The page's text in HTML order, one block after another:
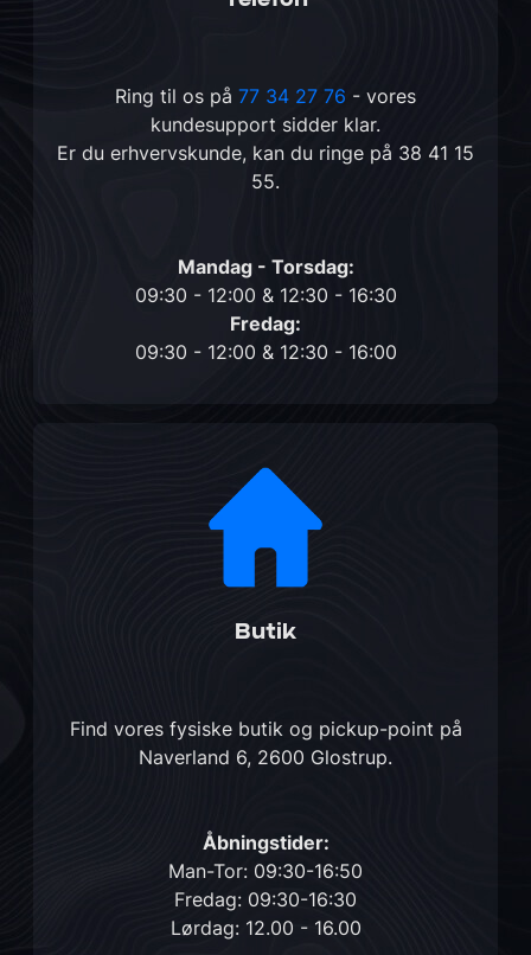
Ring til os på 77 34 27 76 - vores
kundesupport sidder klar.
Er du erhvervskunde, kan du ringe på 38 41 15
55.
Mandag - Torsdag:
09:30 - 12:00 & 12:30 - 16:30
Fredag:
09:30 - 12:00 & 12:30 - 16:00
Butik
Find vores fysiske butik og pickup-point på
Naverland 6, 2600 Glostrup.
Åbningstider:
Man-Tor: 09:30-16:50
Fredag: 09:30-16:30
Lørdag: 12.00 - 16.00